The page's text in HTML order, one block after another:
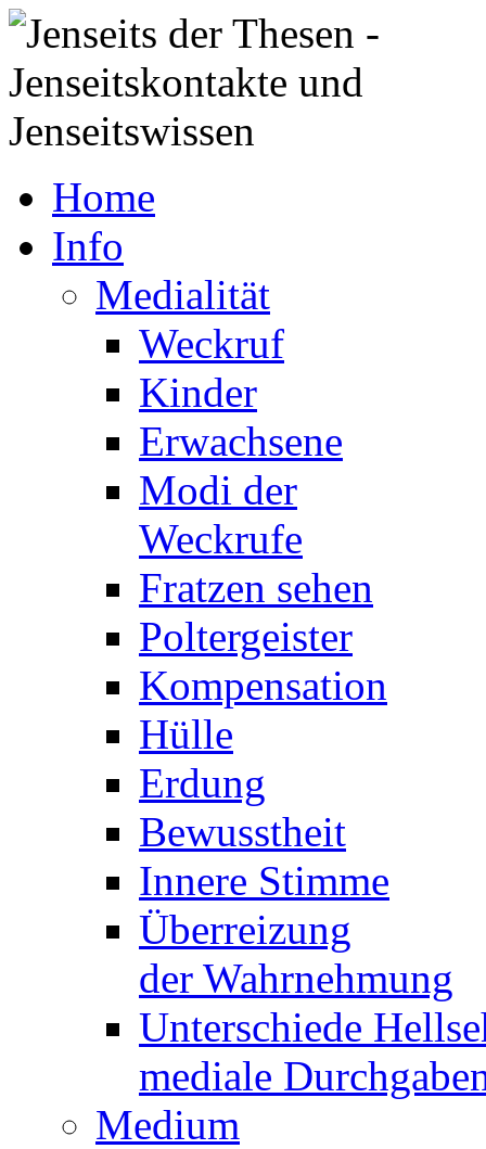
Home
Info
Medialität
Weckruf
Kinder
Erwachsene
Modi der
Weckrufe
Fratzen sehen
Poltergeister
Kompensation
Hülle
Erdung
Bewusstheit
Innere Stimme
Überreizung
der Wahrnehmung
Unterschiede
mediale
Medium